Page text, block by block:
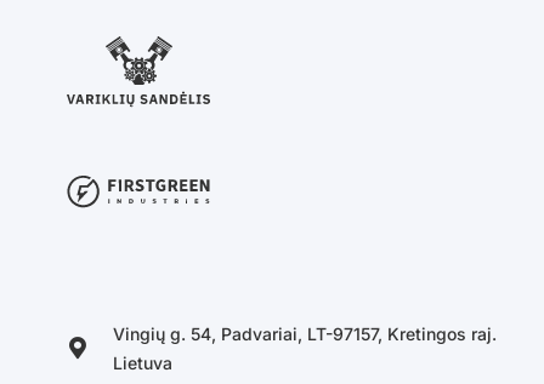
Vingių g. 54, Padvariai, LT-97157, Kretingos raj.
Lietuva